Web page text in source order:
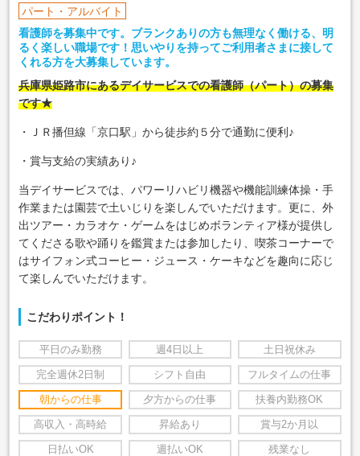
パート・アルバイト
看護師を募集中です。ブランクありの方も無理なく働ける、明
るく楽しい職場です！思いやりを持ってご利用者さまに接して
くれる方を大募集しています。
兵庫県姫路市にあるデイサービスでの看護師（パート）の募集
です★
・ＪＲ播但線「京口駅」から徒歩約５分で通勤に便利♪
・賞与支給の実績あり♪
当デイサービスでは、パワーリハビリ機器や機能訓練体操・手
作業または園芸で土いじりを楽しんでいただけます。更に、外
出ツアー・カラオケ・ゲームをはじめボランティア様が提供し
てくださる歌や踊りを鑑賞または参加したり、喫茶コーナーで
はサイフォン式コーヒー・ジュース・ケーキなどを趣向に応じ
て楽しんでいただけます。
こだわりポイント！
平日のみ勤務 週4日以上 土日祝休み
完全週休2日制 シフト自由 フルタイムの仕事
朝からの仕事 夕方からの仕事 扶養内勤務OK
高収入・高時給 昇給あり 賞与2か月以
日払いOK 週払いOK 残業なし